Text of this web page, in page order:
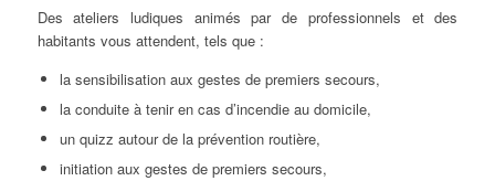
Des ateliers ludiques animés par de professionnels et des
habitants vous attendent, tels que :
la sensibilisation aux gestes de premiers secours,
la conduite à tenir en cas d’incendie au domicile,
un quizz autour de la prévention routière,
initiation aux gestes de premiers secours,